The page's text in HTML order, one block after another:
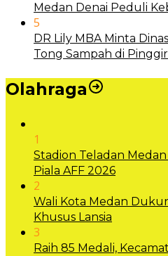
Medan Denai Peduli
5
DR Lily MBA Minta
Tong Sampah di
Olahraga
1
Stadion Teladan
Piala AFF 2026
2
Wali Kota Medan
Khusus Lansia
3
Raih 85 Medali,